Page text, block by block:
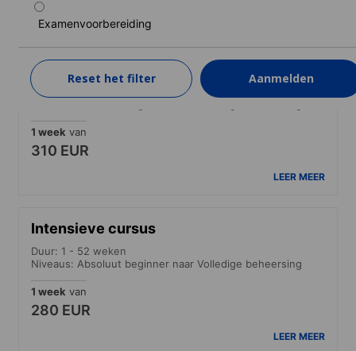
Examenvoorbereiding
Reset het filter Aanmelden
Standaard cursus (30+)
Duur: 1 - 52 weken
1 week van
310 EUR
LEER MEER
Intensieve cursus
Duur: 1 - 52 weken
Niveaus: Absoluut beginner naar Volledige beheersing
1 week van
280 EUR
LEER MEER